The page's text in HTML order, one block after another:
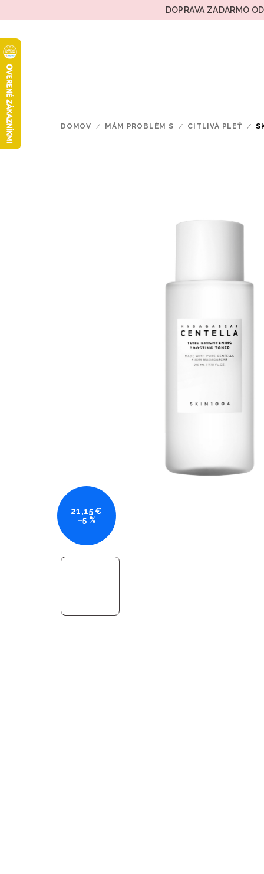
na
DOPRAVA ZADARMO
DOMOV / MÁM PROBLÉM S / CITLIVÁ PLEŤ /
21,15 €
–5 %